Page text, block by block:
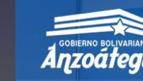
content